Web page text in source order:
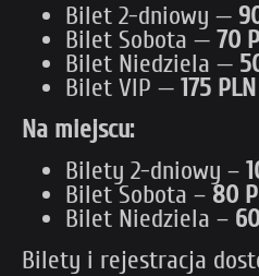
Bilet 2-dniowy —
Bilet Sobota — 70
Bilet Niedziela —
Bilet VIP — 175 PLN
Na miejscu:
Bilety 2-dniowy –
Bilet Sobota – 80
Bilet Niedziela –
Bilety i rejestracja